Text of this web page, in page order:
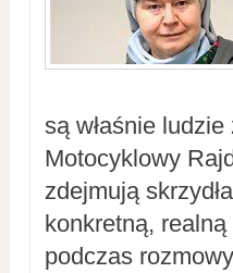
są właśnie
Motocyklowy
zdejmują
konkretną,
podczas